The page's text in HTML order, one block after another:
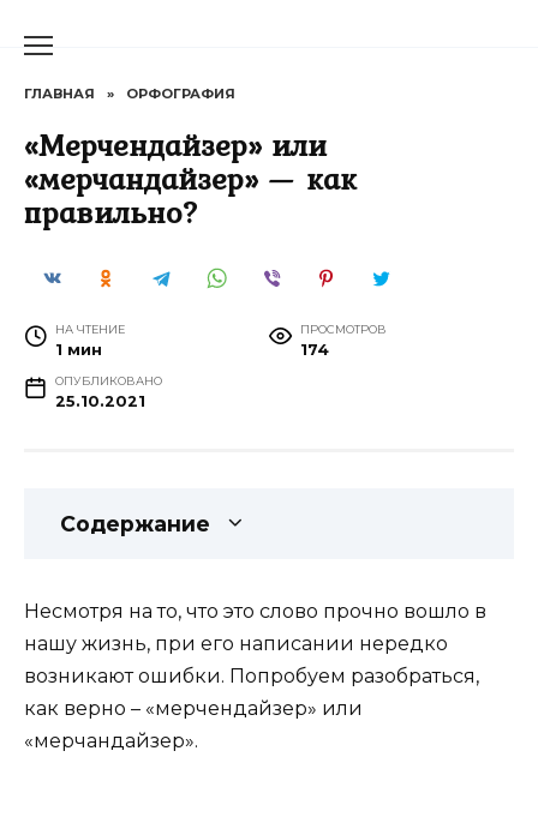
ГЛАВНАЯ » ОРФОГРАФИЯ
«Мерчендайзер» или
«мерчандайзер» — как
правильно?
НА ЧТЕНИЕ
1 мин
ПРОСМОТРОВ
174
ОПУБЛИКОВАНО
25.10.2021
Содержание
Несмотря на то, что это слово прочно вошло в
нашу жизнь, при его написании нередко
возникают ошибки. Попробуем разобраться,
как верно – «мерчендайзер» или
«мерчандайзер».